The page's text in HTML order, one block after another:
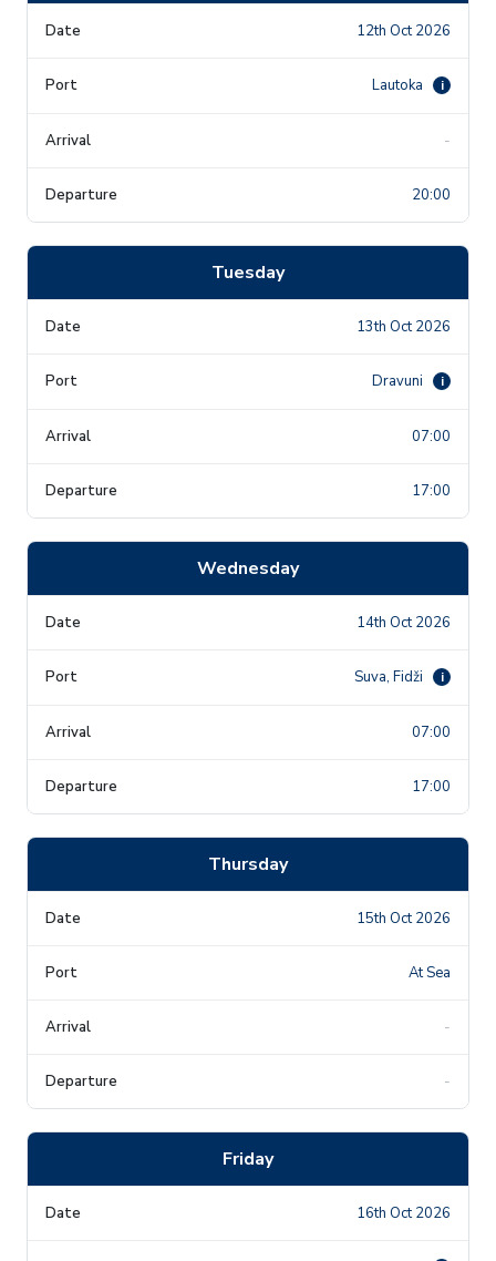
12th Oct 2026
Lautoka i
-
20:00
Tuesday
13th Oct 2026
Dravuni i
07:00
17:00
Wednesday
14th Oct 2026
Suva, Fidži i
07:00
17:00
Thursday
15th Oct 2026
At Sea
-
-
Friday
16th Oct 2026